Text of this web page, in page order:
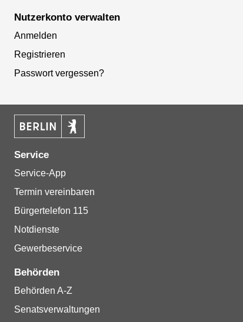
Nutzerkonto verwalten
Anmelden
Registrieren
Passwort vergessen?
Service
Service-App
Termin vereinbaren
Bürgertelefon 115
Notdienste
Gewerbeservice
Behörden
Behörden A-Z
Senatsverwaltungen